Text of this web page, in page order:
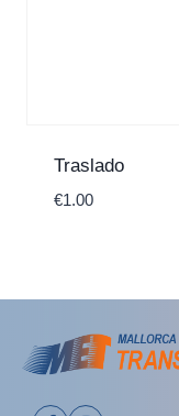
Traslado
€1.00